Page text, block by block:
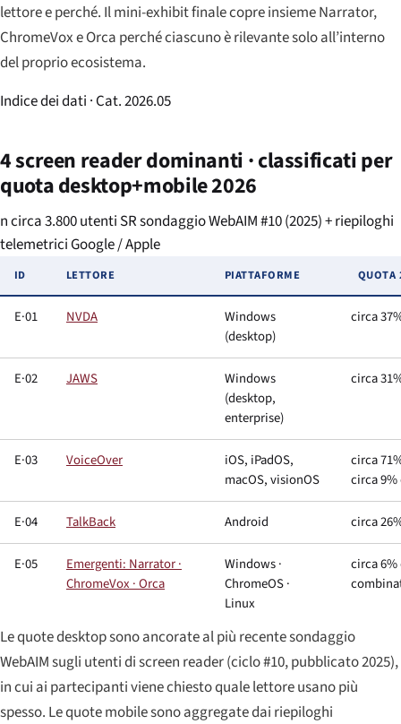
lettore e perché. Il mini-exhibit finale copre insieme Narrator,
ChromeVox e Orca perché ciascuno è rilevante solo all’interno
del proprio ecosistema.
Indice dei dati · Cat. 2026.05
4 screen reader dominanti · classificati per
quota desktop+mobile 2026
n circa 3.800 utenti SR sondaggio WebAIM #10 (2025) + riepiloghi
telemetrici Google / Apple
ID LETTORE PIATTAFORME QUOTA
E·01 NVDA
Windows
(desktop)
circa
E·02 JAWS
Windows
(desktop,
enterprise)
circa
E·03 VoiceOver
iOS, iPadOS,
macOS, visionOS
circa
circa
E·04 TalkBack Android circa
E·05
Emergenti: Narrator ·
ChromeVox · Orca
Windows ·
ChromeOS ·
Linux
circa
Le quote desktop sono ancorate al più recente sondaggio
WebAIM sugli utenti di screen reader (ciclo #10, pubblicato 2025),
in cui ai partecipanti viene chiesto quale lettore usano più
spesso. Le quote mobile sono aggregate dai riepiloghi